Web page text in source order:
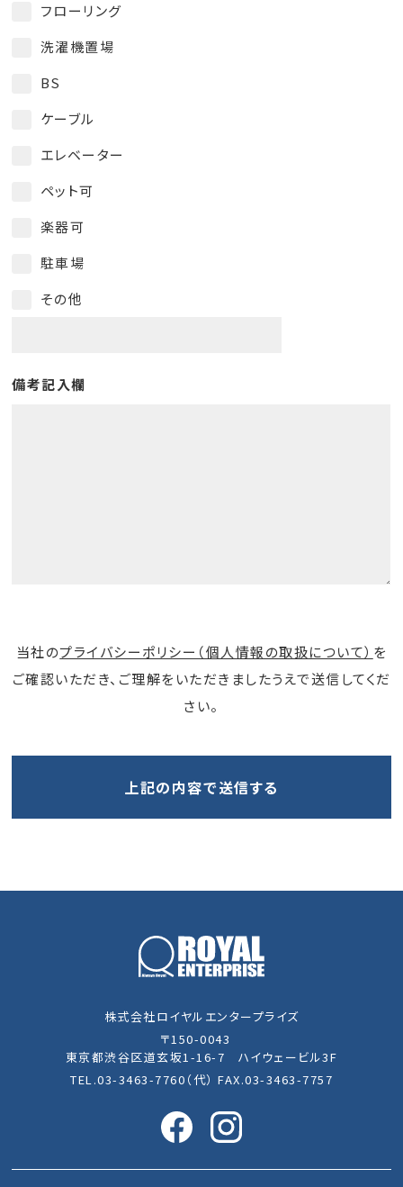
フローリング
洗濯機置場
BS
ケーブル
エレベーター
ペット可
楽器可
駐車場
その他
備考記入欄
当社のプライバシーポリシー（個人情報の取扱について） を
ご確認いただき、ご理解をいただきましたうえで送信してくだ
さい。
株式会社ロイヤルエンタープライズ
〒150-0043
東京都渋谷区道玄坂1-16-7 ハイウェービル3F
TEL.03-3463-7760（代） FAX.03-3463-7757